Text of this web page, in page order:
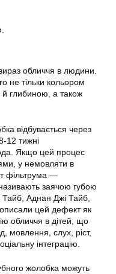
обличчя в людини.
не тільки кольором
й глибиною, а також
відбувається через
12 тижні
Якщо цей процес
у немовляти в
фільтрума —
заячою губою
Тайб, Аднан Джі Тайб,
цей дефект як
обличчя в дітей, що
мовлення, слух, ріст,
інтеграцію.
жолобка можуть